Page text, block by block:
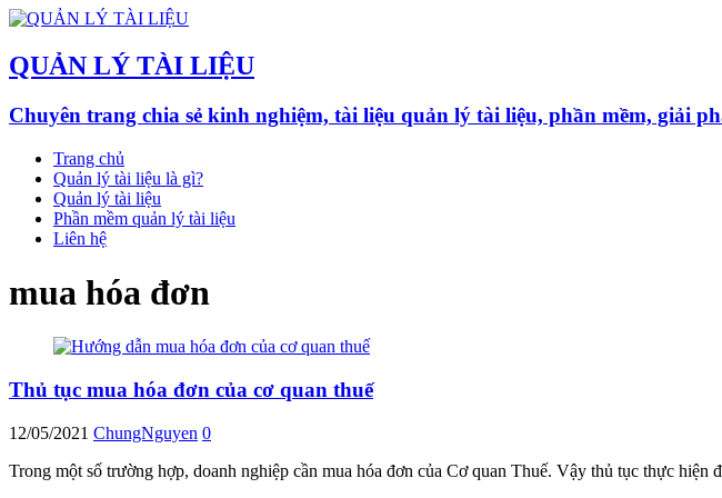
QUẢN LÝ TÀI LIỆU
Chuyên trang chia sẻ kinh nghiệm, tài liệu quản lý tài liệu, phần mềm, giải
Trang chủ
Quản lý tài liệu là gì?
Quản lý tài liệu
Phần mềm quản lý tài liệu
Liên hệ
mua hóa đơn
Thủ tục mua hóa đơn của cơ quan thuế
12/05/2021 ChungNguyen 0
Trong một số trường hợp, doanh nghiệp cần mua hóa đơn của Cơ quan Thuế. Vậy thủ tục thực hiện